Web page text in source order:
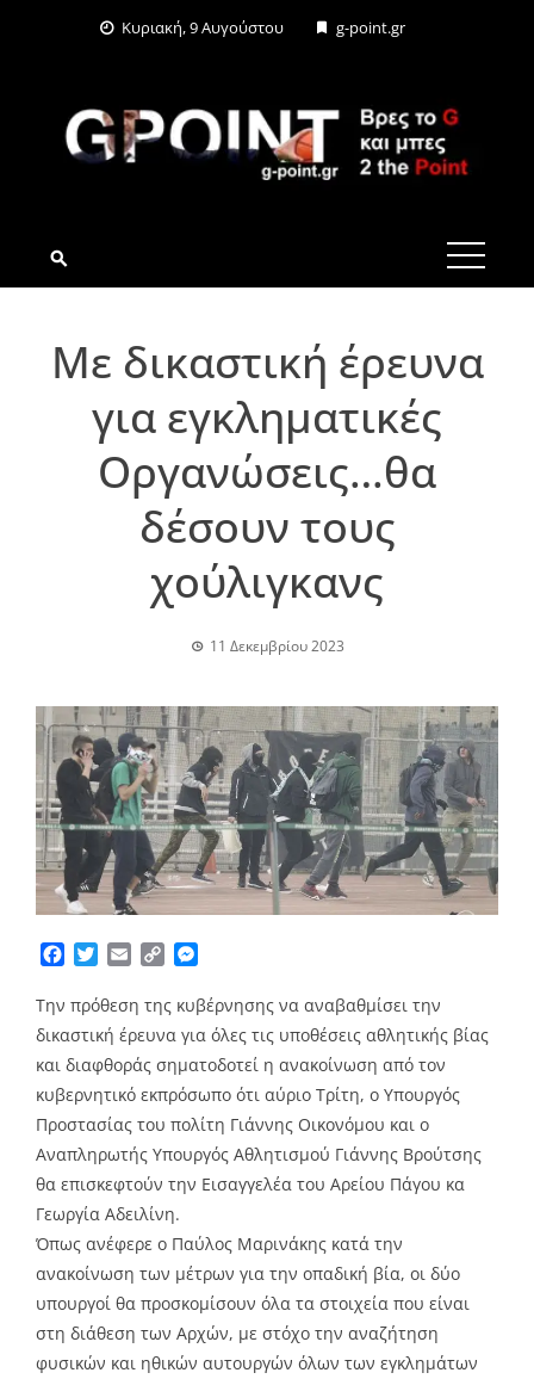
Κυριακή, 9 Αυγούστου g-point.gr
G-POINT.GR
Με δικαστική έρευνα
για εγκληματικές
Οργανώσεις…θα
δέσουν τους
χούλιγκανς
11 Δεκεμβρίου 2023
Facebook
TwitterEmailCopy
Την πρόθεση της κυβέρνησης να αναβαθμίσει την
δικαστική έρευνα για όλες τις υποθέσεις αθλητικής βίας
και διαφθοράς σηματοδοτεί η ανακοίνωση από τον
κυβερνητικό εκπρόσωπο ότι αύριο Τρίτη, ο Υπουργός
Προστασίας του πολίτη Γιάννης Οικονόμου και ο
Αναπληρωτής Υπουργός Αθλητισμού Γιάννης Βρούτσης
θα επισκεφτούν την Εισαγγελέα του Αρείου Πάγου κα
Γεωργία Αδειλίνη.
Όπως ανέφερε ο Παύλος Μαρινάκης κατά την
ανακοίνωση των μέτρων για την οπαδική βία, οι δύο
υπουργοί θα προσκομίσουν όλα τα στοιχεία που είναι
στη διάθεση των Αρχών, με στόχο την αναζήτηση
φυσικών και ηθικών αυτουργών όλων των εγκλημάτων